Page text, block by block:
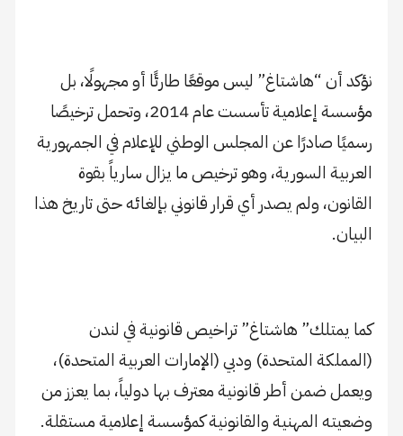
نؤكد أن “هاشتاغ” ليس موقعًا طارئًا أو مجهولًا، بل
مؤسسة إعلامية تأسست عام 2014، وتحمل ترخيصًا
رسميًا صادرًا عن المجلس الوطني للإعلام في الجمهورية
العربية السورية، وهو ترخيص ما يزال سارياً بقوة
القانون، ولم يصدر أي قرار قانوني بإلغائه حتى تاريخ هذا
البيان.
كما يمتلك” هاشتاغ” تراخيص قانونية في لندن
(المملكة المتحدة) ودبي (الإمارات العربية المتحدة)،
ويعمل ضمن أطر قانونية معترف بها دولياً، بما يعزز من
وضعيته المهنية والقانونية كمؤسسة إعلامية مستقلة.